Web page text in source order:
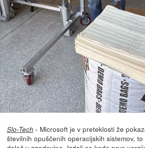
Slo-Tech - Microsoft je v preteklosti že
številnih opuščenih operacijskih sistemov,